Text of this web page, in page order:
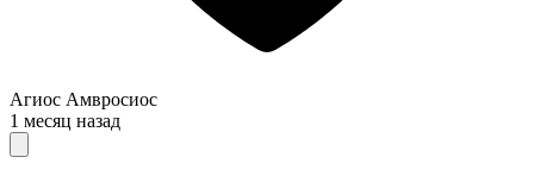
Агиос Амвросиос
1 месяц назад